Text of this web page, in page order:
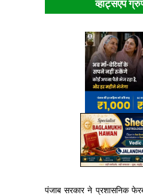
व्हाट्सएप
पंजाब सरकार ने प्रशासनिक